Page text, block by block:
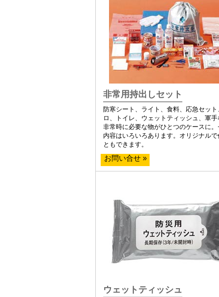
非常用持出しセット
防寒シート、ライト、食料、応急セッ
ロ、トイレ、ウェットティッシュ、軍
非常時に必要な物がひとつのケースに。
内容はいろいろあります。オリジナル
ともできます。
お問い合せ »
ウェットティッシュ